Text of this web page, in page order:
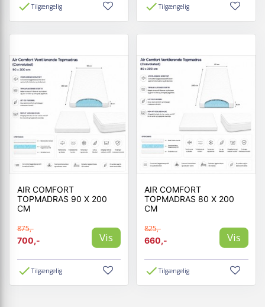
Tilgængelig Tilgængelig
AIR COMFORT
TOPMADRAS 90 X 200
CM
875,-
700,-
Vis
Tilgængelig
AIR COMFORT
TOPMADRAS 80 X 200
CM
825,-
660,-
Vis
Tilgængelig